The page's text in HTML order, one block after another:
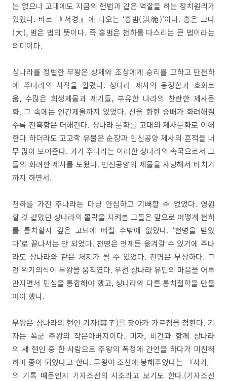
는 없으나 고대에도 지금의 헌법과 같은 역할을 하는 정치원리가
있었다. 바로 『서경』에 나오는 ‘홍범(洪範)’이다. 홍은 크다
(大), 범은 법의 뜻이다. 즉 홍범은 천하를 다스리는 큰 법이라는
의미이다.
상나라를 정벌한 무왕은 상제와 조상에게 승리를 고하고 만천하
에 주나라의 시작을 알렸다. 상나라 제사의 웅장함과 호화로
움, 수많은 희생제물과 제기들, 부유한 나라의 찬란한 제사문
화. 그 속에는 인간제물까지 있었다. 신을 향한 숭배가 화려해질
수록 잔혹함은 더해간다. 상나라 문화를 고대의 제사문화로 이해
한다 하더라도 고고학 유물은 순장과 인신공양 제사의 흔적을 너
무 많이 보여준다. 과거 주나라는 이러한 상나라의 속국으로서 그
들의 화려한 제사를 도왔다. 인신공양의 제물을 사냥해서 바치기
까지 하면서.
천하를 가진 주나라는 마냥 안심하고 기뻐할 수 없었다. 영원
할 것 같았던 상나라의 몰락을 지켜본 그들은 앞으로 어떻게 천하
를 통치할지 깊은 고뇌에 빠질 수밖에 없었다. ‘천명을 받았
다’로 끝나서는 안 되었다. 천명은 언제든 옮겨갈 수 있기에 주나
라도 상나라와 같은 처지가 될 수 있었다. 천명은 무상하다. 그
런 위기의식이 무왕을 움직였다. 우선 상나라 유민의 마음을 어루
만지면서 민심을 통합해야 했고, 상나라와 다른 통치철학을 만들
어야 했다.
무왕은 상나라의 현인 기자(箕子)를 찾아가 가르침을 청한다. 기
자는 폭군 주왕의 작은아버지이다. 미자, 비간과 함께 상나라
의 세 현인 중 한 사람으로 주왕의 폭정에 간언을 하다가 미친척
하며 종이 되었다고 한다. 무왕이 조선에 봉해주었다는 『사기』
의 기록 때문인지 기자조선의 시조라고 보기도 한다.(기자조선